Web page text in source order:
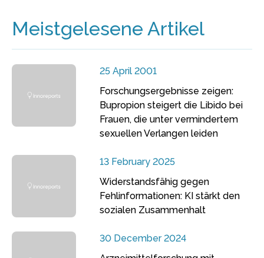
Meistgelesene Artikel
25 April 2001
Forschungsergebnisse zeigen:
Bupropion steigert die Libido bei
Frauen, die unter vermindertem
sexuellen Verlangen leiden
13 February 2025
Widerstandsfähig gegen
Fehlinformationen: KI stärkt den
sozialen Zusammenhalt
30 December 2024